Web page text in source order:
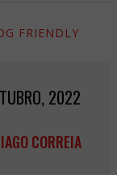
FRIENDLY
2022
CORREIA